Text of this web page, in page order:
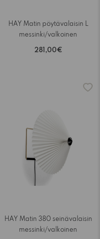
HAY Matin pöytävalaisin L
messinki/valkoinen
281,00€
HAY Matin 380 seinävalaisin
messinki/valkoinen